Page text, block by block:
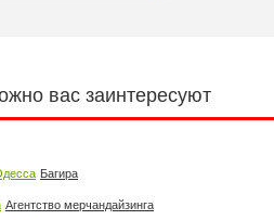
вас заинтересуют
Багира
Агентство мерчандайзинга